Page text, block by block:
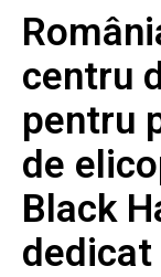
centru
pentru
de
Black